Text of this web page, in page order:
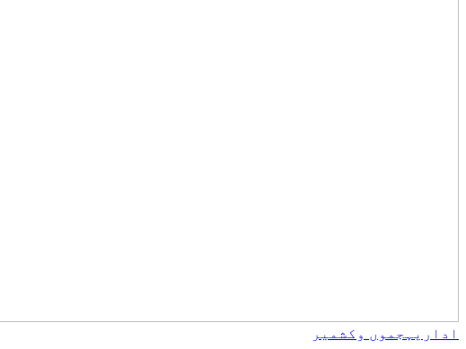
اداریہ جموں وکشمیر